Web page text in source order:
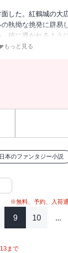
した。紅鶴城の大
執拗な挑発に辟易
彼に導かれるよう
であり、そこに君
もっと見る
日本のファンタジー小説
※無料、予約、入荷
9 10 ...
まで